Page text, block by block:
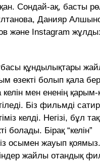
Сондай-ақ, басты
Данияр
және Instagram
құндылықтары
өзекті болып қала
келін мен ененің
Біз фильмді
келді. Негізі, бұл
болады. Бірақ “келін”
осымен жауып
жайлы отандық